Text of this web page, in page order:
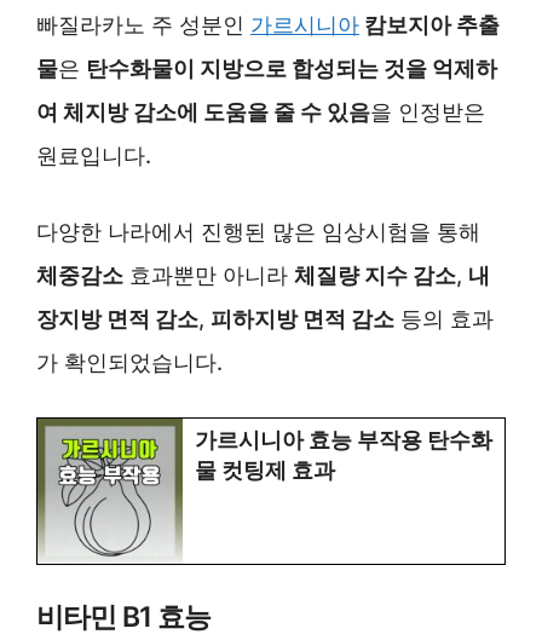
빠질라카노 주 성분인 가르시니아 캄보지아 추출
물은 탄수화물이 지방으로 합성되는 것을 억제하
여 체지방 감소에 도움을 줄 수 있음을 인정받은
원료입니다.
다양한 나라에서 진행된 많은 임상시험을 통해
체중감소 효과뿐만 아니라 체질량 지수 감소, 내
장지방 면적 감소, 피하지방 면적 감소 등의 효과
가 확인되었습니다.
가르시니아 효능 부작용 탄수화
물 컷팅제 효과
비타민 B1 효능